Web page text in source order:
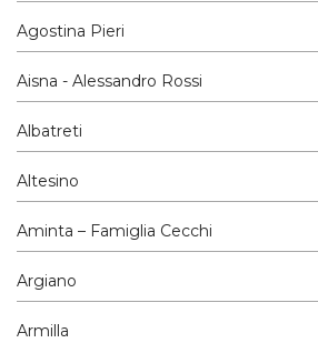
Agostina Pieri
Aisna - Alessandro Rossi
Albatreti
Altesino
Aminta – Famiglia Cecchi
Argiano
Armilla